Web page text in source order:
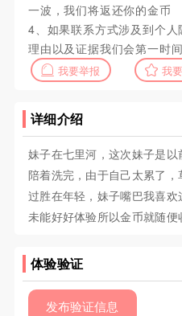
一波，我们将返还你的金币
4、如果联系方式涉及到个
理由以及证据我们会第一时间
我要举报 我
详细介绍
妹子在七里河，这次妹子是
陪着洗完，由于自己太累了
过胜在年轻，妹子嘴巴我喜欢
未能好好体验所以金币就随便
体验验证
发布验证信息